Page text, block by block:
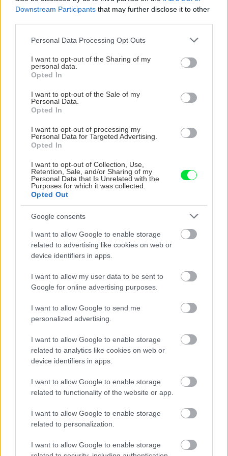
Downstream Participants that may further disclose it to other
Please note that this website/app uses one or more Google
not limited to your visit or usage behaviour. You may click to
grant or deny consent to Google and its third-party tags to
use your data for below specified purposes in below Google
consent section.
Personal Data Processing Opt Outs
I want to opt-out of the Sharing of my
personal data.
Opted In
I want to opt-out of the Sale of my
Personal Data.
Opted In
I want to opt-out of processing my
Personal Data for Targeted Advertising.
Opted In
I want to opt-out of Collection, Use,
Retention, Sale, and/or Sharing of my
Personal Data that Is Unrelated with the
Purposes for which it was collected.
Opted Out
Google consents
I want to allow Google to enable storage
related to advertising like cookies on web or
device identifiers in apps.
I want to allow my user data to be sent to
Google for online advertising purposes.
I want to allow Google to send me
personalized advertising.
I want to allow Google to enable storage
related to analytics like cookies on web or
device identifiers in apps.
I want to allow Google to enable storage
related to functionality of the website or app.
I want to allow Google to enable storage
related to personalization.
I want to allow Google to enable storage
CHALUPA
Na Morave prerobila
nepoznanie: Keď
vojdete dnu, zabudnete,
že nie ste v Toskánsku
Slovák sa nebál a v
Čičmanoch si postavil
montovaný domček v
Temné stránky chalúp:
10 najčastejších
vás môžu nepríjemne
prekvapiť
Žena, búracie kladivo a
premena zrubu z roku
1654 sa nevidí každý
deň!
DOM